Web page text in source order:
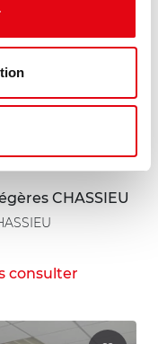
CHASSIEU
consulter